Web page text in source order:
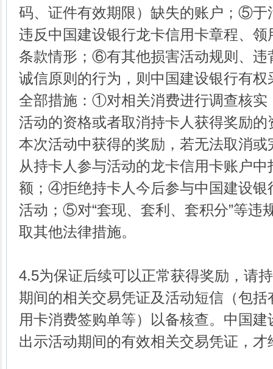
码、证件有效期限）缺失的账户；⑤于
违反中国建设银行龙卡信用卡章程、
条款情形；⑥有其他损害活动规则、违
诚信原则的行为，则中国建设银行有
全部措施：①对相关消费进行调查核
活动的资格或者取消持卡人获得奖励
本次活动中获得的奖励，若无法取消
从持卡人参与活动的龙卡信用卡账户
额；④拒绝持卡人今后参与中国建设银
活动；⑤对“套现、套利、套积分”等
取其他法律措施。
4.5为保证后续可以正常获得奖励，请
期间的相关交易凭证及活动短信（包
用卡消费签购单等）以备核查。中国
出示活动期间的有效相关交易凭证，